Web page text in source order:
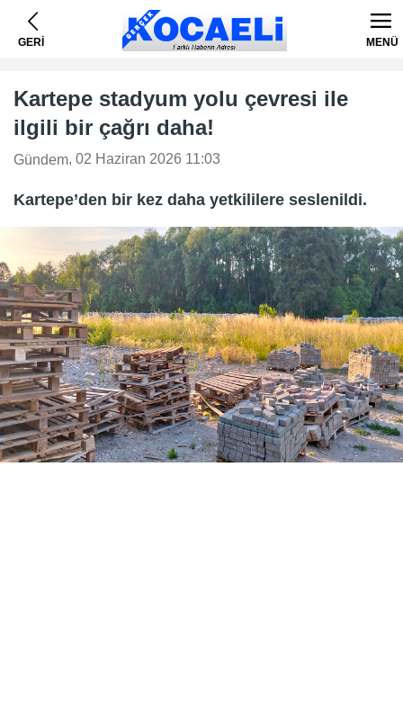
GERİ MENÜ
Kartepe stadyum yolu çevresi ile
ilgili bir çağrı daha!
Gündem, 02 Haziran 2026 11:03
Kartepe’den bir kez daha yetkililere seslenildi.